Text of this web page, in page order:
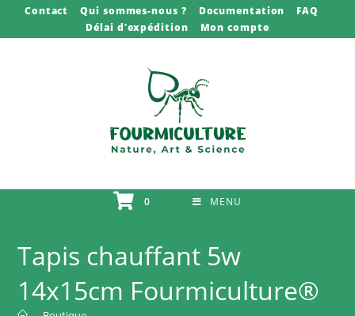
Contact Qui sommes-nous ? Documentation
FAQ
Délai d’expédition
Mon compte
0 MENU
Tapis chauffant 5w
14x15cm Fourmiculture®